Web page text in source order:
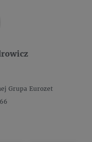
Grupa Eurozet